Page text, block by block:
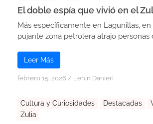
El doble espía que vivió en el
Más específicamente en Lagunillas, en
pujante zona petrolera atrajo personas
Leer Más
febrero 15, 2026 / Lenin Danieri
Cultura y Curiosidades Destacadas
Zulia